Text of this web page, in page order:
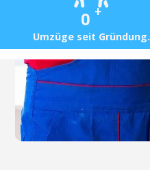
0 +
Umzüge seit Gründung.